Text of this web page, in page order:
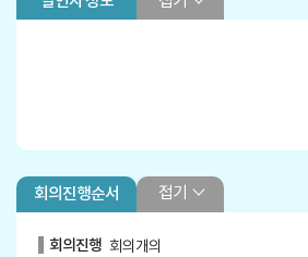
회의진행순서 접기
회의진행 회의개의